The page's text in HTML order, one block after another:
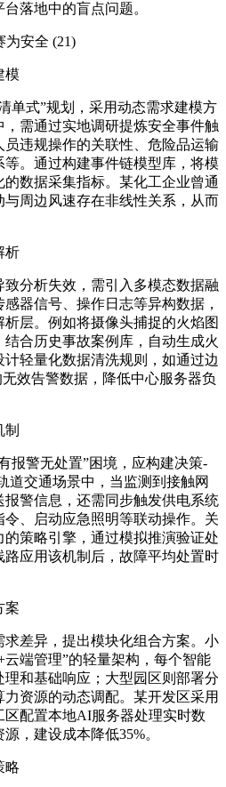
落地中的盲点问题。
模
单式”规划，采用动态需求建模方
需通过实地调研提炼安全事件触
违规操作的关联性、危险品运输
。通过构建事件链模型库，将模
数据采集指标。某化工企业曾通
周边风速存在非线性关系，从而
析
分析失效，需引入多模态数据融
器信号、操作日志等异构数据，
层。例如将摄像头捕捉的火焰图
合历史事故案例库，自动生成火
轻量化数据清洗规则，如通过边
效告警数据，降低中心服务器负
报警无处置”困境，应构建决策-
道交通场景中，当监测到接触网
警信息，还需同步触发供电系统
、启动应急照明等联动操作。关
策略引擎，通过模拟推演验证处
应用该机制后，故障平均处置时
案
差异，提出模块化组合方案。小
端管理”的轻量架构，每个智能
和基础响应；大型园区则部署分
资源的动态调配。某开发区采用
配置本地AI服务器处理实时数
，建设成本降低35%。
略